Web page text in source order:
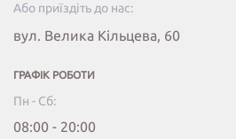
Або приїздіть до нас:
вул. Велика Кільцева, 60
ГРАФІК РОБОТИ
Пн - Сб:
08:00 - 20:00